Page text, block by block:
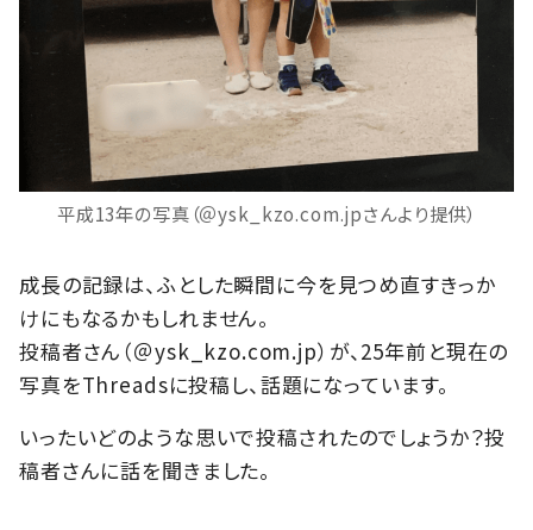
平成13年の写真（＠ysk_kzo.com.jpさんより提供）
成長の記録は、ふとした瞬間に今を見つめ直すきっか
けにもなるかもしれません。
投稿者さん（＠ysk_kzo.com.jp）が、25年前と現在の
写真をThreadsに投稿し、話題になっています。
いったいどのような思いで投稿されたのでしょうか？投
稿者さんに話を聞きました。